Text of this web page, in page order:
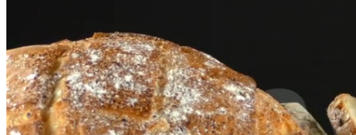
Gráficos en Movimiento
Imágenes Editoriales
Eventos Editoriales